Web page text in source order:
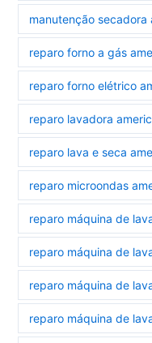
manutenção secadora
reparo forno a gás
reparo forno elétrico
reparo lavadora
reparo lava e seca
reparo microondas
reparo máquina de
reparo máquina de
reparo máquina de
reparo máquina de